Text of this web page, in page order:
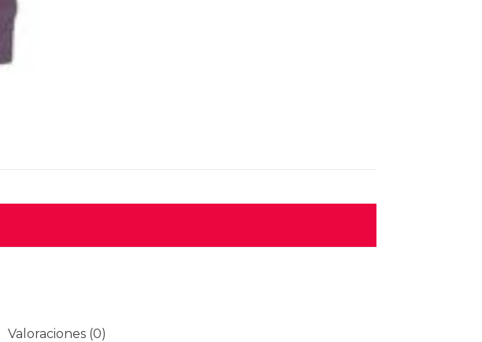
Valoraciones (0)